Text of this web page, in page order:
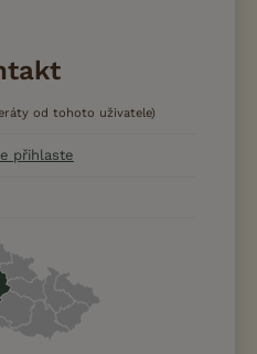
od tohoto uživatele)
přihlaste